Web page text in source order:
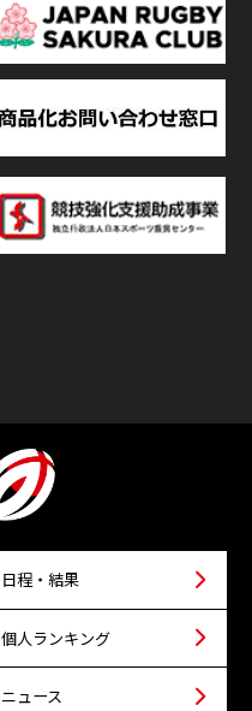
日程・結果
個人ランキング
ニュース